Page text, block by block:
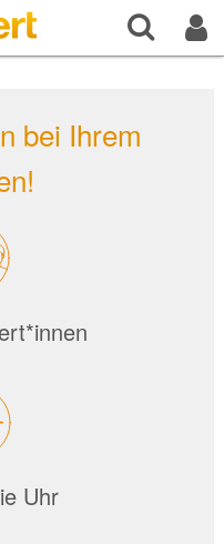
bei Ihrem
Uhr